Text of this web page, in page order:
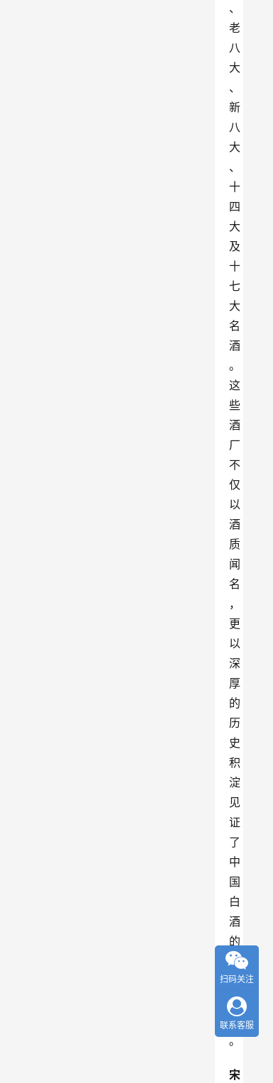
、
老
八
大
、
新
八
大
、
十
四
大
及
十
七
大
名
酒
。
这
些
酒
厂
不
仅
以
酒
质
闻
名
，
更
以
深
厚
的
历
史
积
淀
见
证
了
中
国
白
酒
的
发
展
历
程
。
宋
扫码关注
联系客服